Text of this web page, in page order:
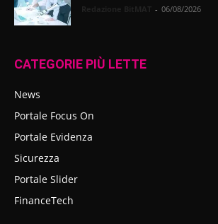
- 06/08/2026
CATEGORIE PIÙ LETTE
News
Portale Focus On
Portale Evidenza
Sicurezza
Portale Slider
FinanceTech